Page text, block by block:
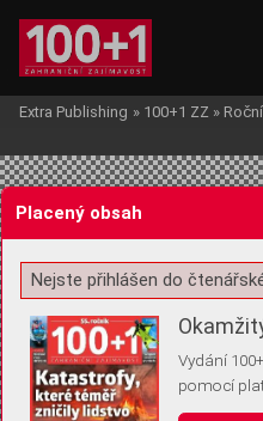
Žádost o souhlas s
Extra Publishing » 100+1 ZZ »
Placený obsah
Nejste přihlášen do
Vydání
pomocí